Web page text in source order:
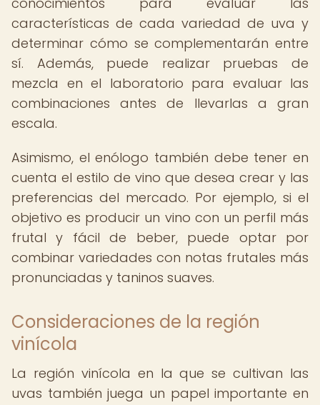
características de cada variedad de uva y
determinar cómo se complementarán entre
sí. Además, puede realizar pruebas de
mezcla en el laboratorio para evaluar las
combinaciones antes de llevarlas a gran
escala.
Asimismo, el enólogo también debe tener en
cuenta el estilo de vino que desea crear y las
preferencias del mercado. Por ejemplo, si el
objetivo es producir un vino con un perfil más
frutal y fácil de beber, puede optar por
combinar variedades con notas frutales más
pronunciadas y taninos suaves.
Consideraciones de la región
vinícola
La región vinícola en la que se cultivan las
uvas también juega un papel importante en